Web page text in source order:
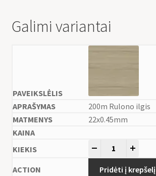
Galimi variantai
200m Rulono ilgis
22x0.45mm
Pridėti į krepšelį